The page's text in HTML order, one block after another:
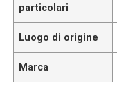
particolari
Luogo di origine
Marca